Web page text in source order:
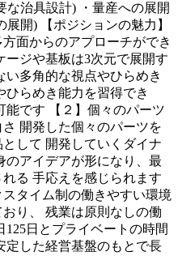
な治具設計) ・量産への展開
開) 【ポジションの魅力】
面からのアプローチができ
ージや基板は3次元で展開す
い多角的な視点やひらめき
ひらめき能力を習得でき
能です 【２】個々のパーツ
開発した個々のパーツを
して 開発していくダイナ
のアイデアが形になり、最
る 手応えを感じられます
スタイム制の働きやすい環境
り、 残業は原則なしの働
日とプライベートの時間
定した経営基盤のもとで長